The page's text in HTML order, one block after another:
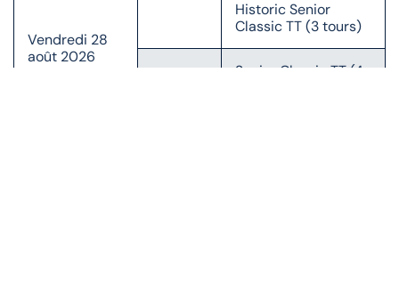
Vendredi 28
août 2026
Historic Senior
Classic TT (3 tours)
Senior Classic TT (4